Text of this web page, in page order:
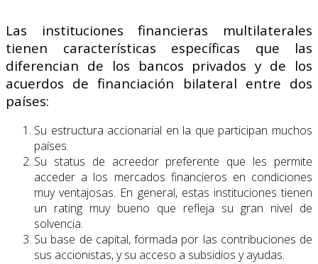
Las instituciones financieras multilaterales
tienen características específicas que las
diferencian de los bancos privados y de los
acuerdos de financiación bilateral entre dos
países:
Su estructura accionarial en la que participan muchos
países.
Su status de acreedor preferente que les permite
acceder a los mercados financieros en condiciones
muy ventajosas. En general, estas instituciones tienen
un rating muy bueno que refleja su gran nivel de
solvencia.
Su base de capital, formada por las contribuciones de
sus accionistas, y su acceso a subsidios y ayudas.